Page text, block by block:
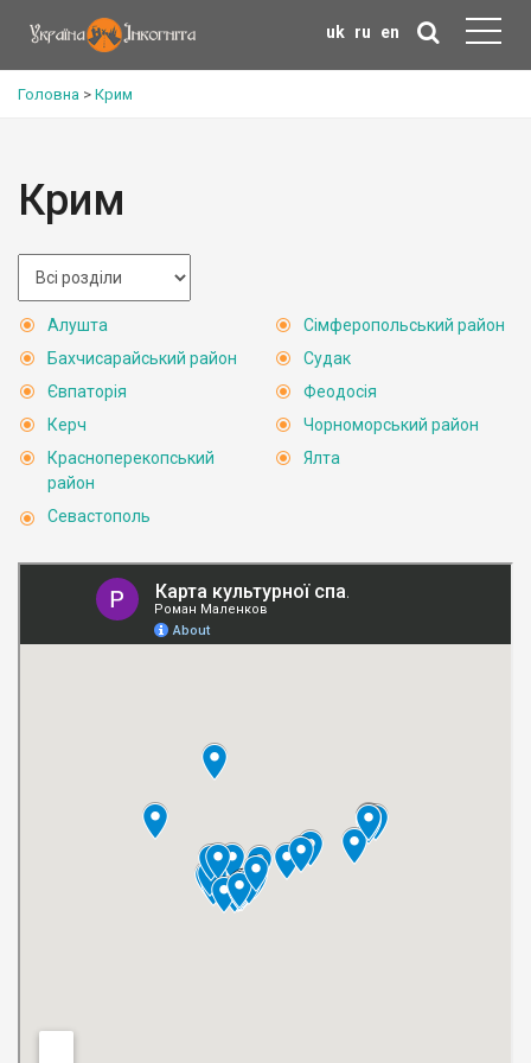
uk ru en
Головна > Крим
Крим
Алушта
Бахчисарайський район
Євпаторія
Керч
Красноперекопський
район
Севастополь
Сімферопольський район
Судак
Феодосія
Чорноморський район
Ялта